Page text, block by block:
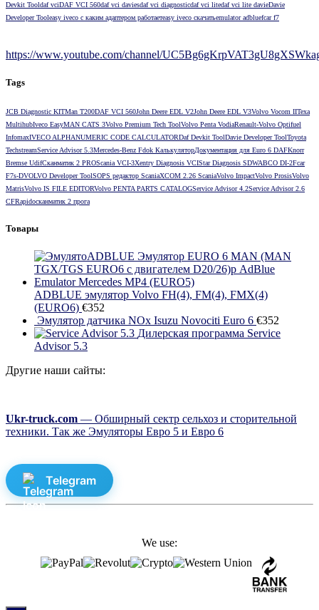
Devkit Tooldaf vciDAF VCI 560daf vci daviesdaf vci diagnosticdaf vci litedaf vci lite davieDavie
Developer Tooleasy iveco с каким адаптером работаетeasy iveco скачатьemulator adbluefcar f7
https://www.youtube.com/channel/
Tags
JCB Diagnostic KITMan T200DAF VCI 560John Deere EDL V2John Deere EDL V3Volvo Vocom IITexa
MultihubIveco EasyMAN CATS 3Volvo Premium Tech ToolVolvo Penta VodiaRenault-Volvo Optifuel
InfomaxIVECO ALPHANUMERIC CODE CALCULATORDaf Devkit ToolDavie Developer ToolToyota
TechstreamService Advisor 5.3Mercedes-Benz Fdok КалькуляторДокументация для Euro 6 DAFKnorr
Bremse UdifСканматик 2 PROScania VCI-3Xentry Diagnosis VCIStar Diagnosis SDWABCO DI-2Fcar
F7s-DVOLVO Developer ToolSOPS редактор ScaniaXCOM 2.26 ScaniaVolvo ImpactVolvo ProsisVolvo
MatrisVolvo IS FILE EDITORVolvo PENTA PARTS CATALOGService Advisor 4.2Service Advisor 2.6
CFRapidoсканматик 2 прога
Товары
ADBLUE эмулятор Volvo FH(4), FM(4), FMX(4)
(EURO6) €352
Эмулятор датчика NOx Isuzu Novociti Euro 6 €352
Дилерская программа Service
Advisor 5.3
Другие наши сайты:
Ukr-truck.com — Обширный сектр сельхоз и сторительной
техники. Так же Эмуляторы Евро 5 и Евро 6
Telegram
We use: